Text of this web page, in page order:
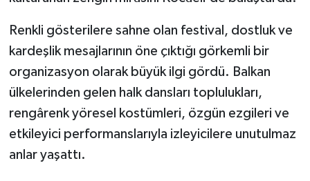
Renkli gösterilere sahne olan festival, dostluk ve
kardeşlik mesajlarının öne çıktığı görkemli bir
organizasyon olarak büyük ilgi gördü. Balkan
ülkelerinden gelen halk dansları toplulukları,
rengârenk yöresel kostümleri, özgün ezgileri ve
etkileyici performanslarıyla izleyicilere unutulmaz
anlar yaşattı.